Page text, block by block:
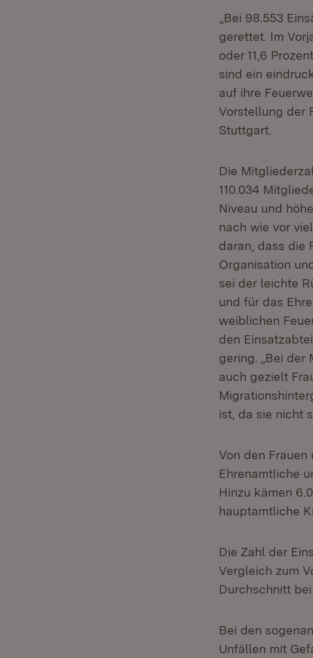
„Bei 98.553
gerettet. Im
oder 11,6
sind ein
auf ihre
Vorstellung der
Stuttgart.
Die
110.034
Niveau und
nach wie vor
daran, dass die
Organisation
sei der leichte
und für das
weiblichen
den
gering. „Bei
auch gezielt
ist, da sie nicht
Von den Frauen
Ehrenamtliche
Hinzu kämen
hauptamtliche
Die Zahl der
Vergleich zum
Durchschnitt
Bei den
Unfällen mit